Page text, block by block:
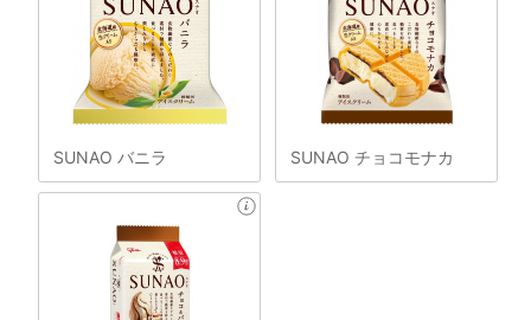
SUNAO バニラ SUNAO チョコモナカ